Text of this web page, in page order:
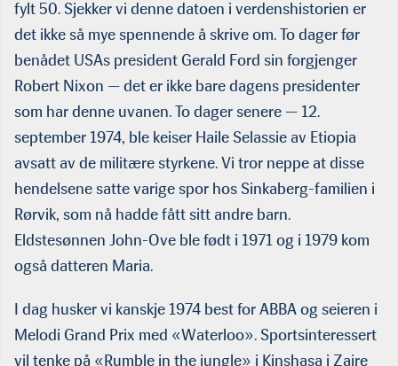
fylt 50. Sjekker vi denne datoen i verdenshistorien er
det ikke så mye spennende å skrive om. To dager før
benådet USAs president Gerald Ford sin forgjenger
Robert Nixon — det er ikke bare dagens presidenter
som har denne uvanen. To dager senere — 12.
september 1974, ble keiser Haile Selassie av Etiopia
avsatt av de militære styrkene. Vi tror neppe at disse
hendelsene satte varige spor hos Sinkaberg-familien i
Rørvik, som nå hadde fått sitt andre barn.
Eldstesønnen John-Ove ble født i 1971 og i 1979 kom
også datteren Maria.
I dag husker vi kanskje 1974 best for ABBA og seieren i
Melodi Grand Prix med «Waterloo». Sportsinteressert
vil tenke på «Rumble in the jungle» i Kinshasa i Zaire